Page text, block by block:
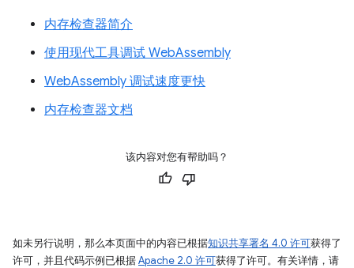
内存检查器简介
使用现代工具调试 WebAssembly
WebAssembly 调试速度更快
内存检查器文档
该内容对您有帮助吗？
如未另行说明，那么本页面中的内容已根据知识共享署名 4.0 许可获得了
许可，并且代码示例已根据Apache 2.0 许可获得了许可。有关详情，请